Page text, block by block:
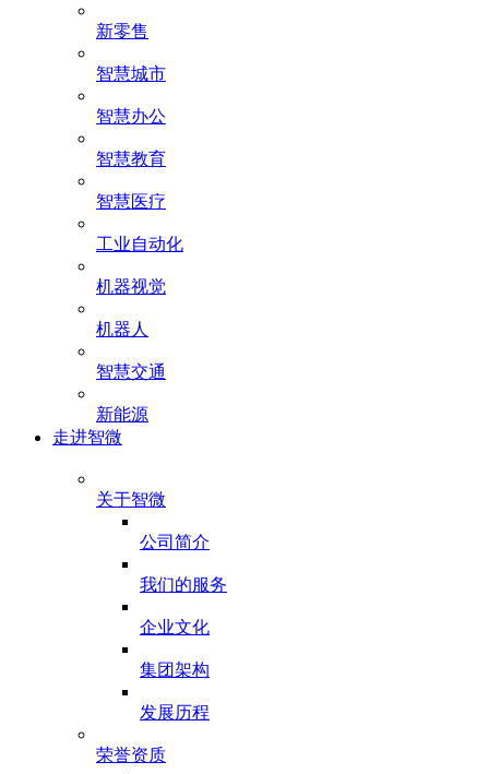
新零售
智慧城市
智慧办公
智慧教育
智慧医疗
工业自动化
机器视觉
机器人
智慧交通
新能源
走进智微
关于智微
公司简介
我们的服务
企业文化
集团架构
发展历程
荣誉资质